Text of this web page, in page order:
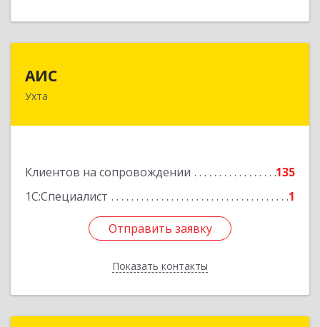
АИС
Ухта
Клиентов на сопровождении
135
1С:Специалист
1
Отправить заявку
Показать контакты
169310, Коми Респ, Ухта г, Первомайская ул.,
Отправить заявку
Назад